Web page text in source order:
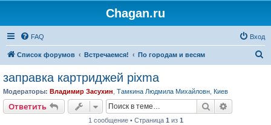
Chagan.ru
FAQ Вход
Список форумов Встречаемся! По городам и весям
заправка картриджей pixma
Модераторы: Владимир Засухин Тамкина Людмила Михайловн Киев
Ответить Поиск
1 сообщение • Страница 1 из 1